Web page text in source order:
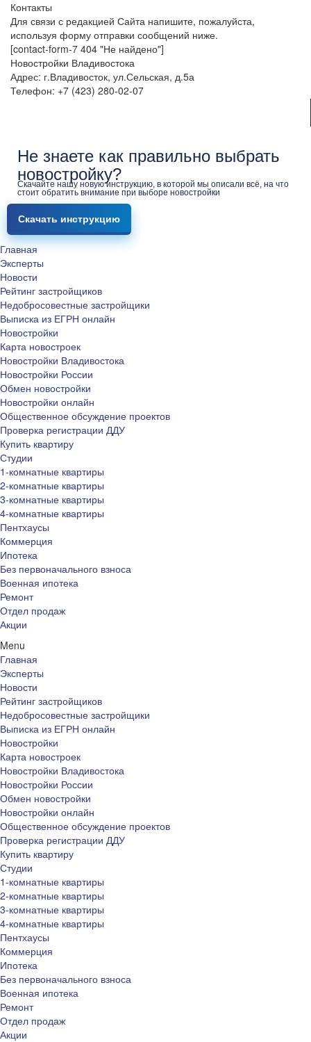
Контакты
Для связи с редакцией Сайта напишите, пожалуйста,
используя форму отправки сообщений ниже.
[contact-form-7 404 "Не найдено"]
Новостройки Владивостока
Адрес: г.Владивосток, ул.Сельская, д.5а
Телефон: +7 (423) 280-02-07
Не знаете как правильно выбрать
новостройку?
Скачайте нашу новую инструкцию, в которой мы описали всё, на что
стоит обратить внимание при выборе новостройки
Скачать инструкцию
Главная
Эксперты
Новости
Рейтинг застройщиков
Недобросовестные застройщики
Выписка из ЕГРН онлайн
Новостройки
Карта новостроек
Новостройки Владивостока
Новостройки России
Обмен новостройки
Новостройки онлайн
Общественное обсуждение проектов
Проверка регистрации ДДУ
Купить квартиру
Студии
1-комнатные квартиры
2-комнатные квартиры
3-комнатные квартиры
4-комнатные квартиры
Пентхаусы
Коммерция
Ипотека
Без первоначального взноса
Военная ипотека
Ремонт
Отдел продаж
Акции
Menu
Главная
Эксперты
Новости
Рейтинг застройщиков
Недобросовестные застройщики
Выписка из ЕГРН онлайн
Новостройки
Карта новостроек
Новостройки Владивостока
Новостройки России
Обмен новостройки
Новостройки онлайн
Общественное обсуждение проектов
Проверка регистрации ДДУ
Купить квартиру
Студии
1-комнатные квартиры
2-комнатные квартиры
3-комнатные квартиры
4-комнатные квартиры
Пентхаусы
Коммерция
Ипотека
Без первоначального взноса
Военная ипотека
Ремонт
Отдел продаж
Акции